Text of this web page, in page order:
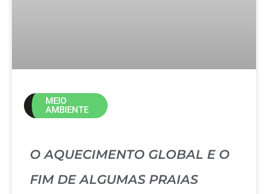
MEIO
AMBIENTE
O AQUECIMENTO GLOBAL E O
FIM DE ALGUMAS PRAIAS